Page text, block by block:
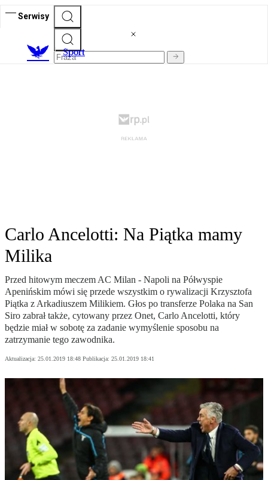
Serwisy
Sport
Carlo Ancelotti: Na Piątka mamy
Milika
Przed hitowym meczem AC Milan - Napoli na Półwyspie
Apenińskim mówi się przede wszystkim o rywalizacji Krzysztofa
Piątka z Arkadiuszem Milikiem. Głos po transferze Polaka na San
Siro zabrał także, cytowany przez Onet, Carlo Ancelotti, który
będzie miał w sobotę za zadanie wymyślenie sposobu na
zatrzymanie tego zawodnika.
Aktualizacja: 25.01.2019 18:48 Publikacja: 25.01.2019 18:41